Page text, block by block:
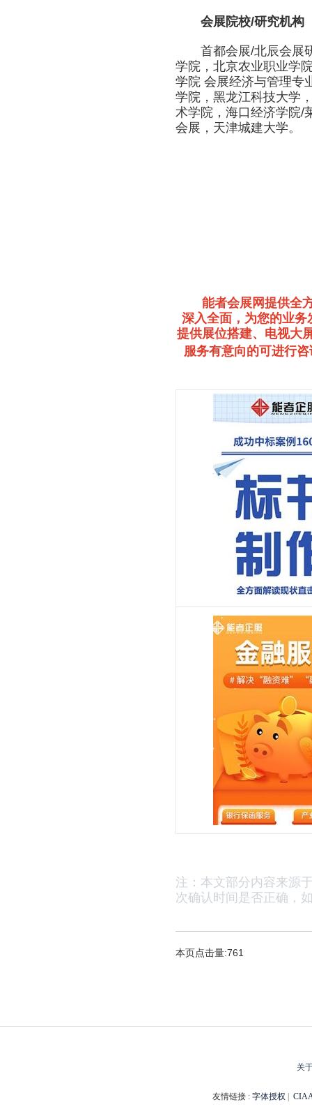
会展院校/研究机构
首都会展/北辰会展研
学院，北京农业职业学
学院 会展经济与管理专
学院，黑龙江科技大学
术学院，海口经济学院/
会展，天津城建大学。
能者会展网提供全
深入全面，为您的业
提供展位搭建、电视大
服务有意向的可进行
注：本文部分内容来源
次确认时间是否正确，
本页点击量:761
关
友情链接 : 字体授权